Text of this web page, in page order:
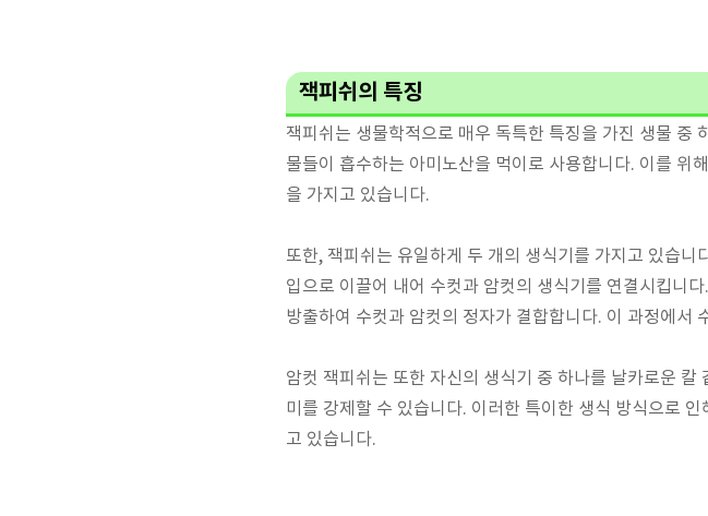
잭피쉬의 특징
잭피쉬는 생물학적으로 매우 독특한 특징을 가진 생물 중
물들이 흡수하는 아미노산을 먹이로 사용합니다. 이를 위
을 가지고 있습니다.
또한, 잭피쉬는 유일하게 두 개의 생식기를 가지고 있습니
입으로 이끌어 내어 수컷과 암컷의 생식기를 연결시킵니
방출하여 수컷과 암컷의 정자가 결합합니다. 이 과정에서
암컷 잭피쉬는 또한 자신의 생식기 중 하나를 날카로운
미를 강제할 수 있습니다. 이러한 특이한 생식 방식으로
고 있습니다.